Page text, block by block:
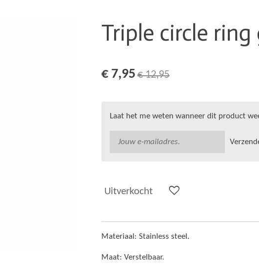
Triple circle ring
€ 7,95 € 12,95
Laat het me weten wanneer dit product
Uitverkocht
Materiaal: Stainless steel.
Maat: Verstelbaar.